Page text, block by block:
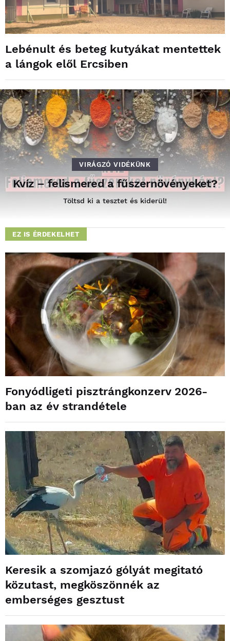
Lebénult és beteg kutyákat mentettek
a lángok elől Ercsiben
VIRÁGZÓ VIDÉKÜNK
Kvíz – felismered a fűszernövényeket?
Töltsd ki a tesztet és kiderül!
EZ IS ÉRDEKELHET
Fonyódligeti pisztrángkonzerv 2026-
ban az év strandétele
Keresik a szomjazó gólyát megitató
közutast, megköszönnék az
emberséges gesztust